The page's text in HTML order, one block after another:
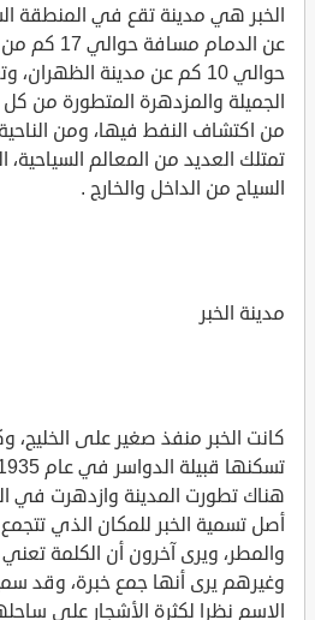
الخبر هي مدينة تقع في المنطقة
عن الدمام
حوالي 10 كم عن مدينة
الجميلة والمزدهرة المتطورة من كل
من اكتشاف النفط فيها، ومن الناحية
تمتلك العديد من المعالم
السياح من الداخل والخارج .
مدينة الخبر
كانت الخبر منفذ صغير على الخليج،
هناك تطورت المدينة وازدهرت في
أصل تسمية الخبر للمكان الذي
والمطر، ويرى آخرون أن الكلمة تعني
وغيرهم يرى أنها جمع خبرة، وقد
الاسم نظرا لكثرة الأشجار على